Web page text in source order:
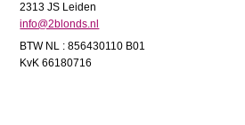
2313 JS Leiden
info@2blonds.nl
BTW NL : 856430110 B01
KvK 66180716